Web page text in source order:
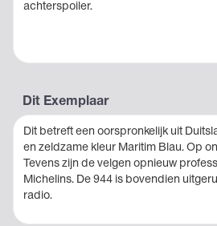
achterspoiler.
Dit Exemplaar
Dit betreft een oorspronkelijk uit
en zeldzame kleur Maritim Blau. Op
Tevens zijn de velgen opnieuw
Michelins. De 944 is bovendien
radio.